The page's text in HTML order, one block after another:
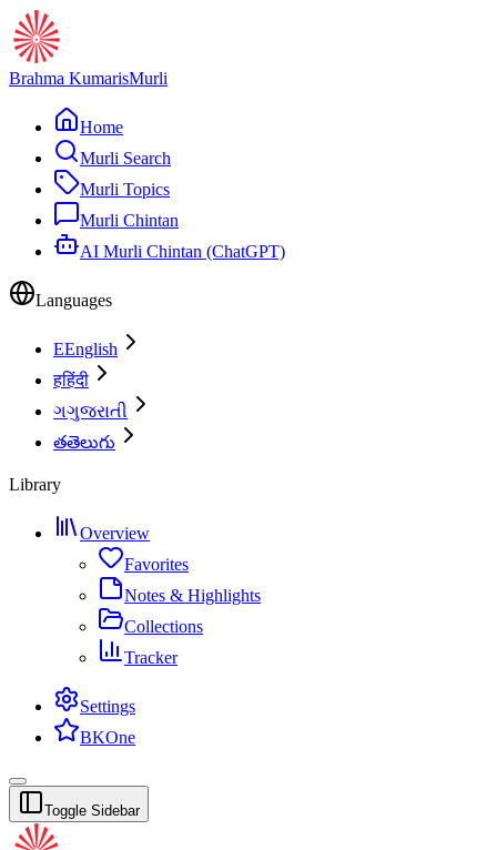
Brahma KumarisMurli
Home
Murli Search
Murli Topics
Murli Chintan
AI Murli Chintan (ChatGPT)
Languages
EEnglish
हहिंदी
ગગુજરાતી
తతెలుగు
Library
Overview
Favorites
Notes & Highlights
Collections
Tracker
Settings
BKOne
Toggle Sidebar